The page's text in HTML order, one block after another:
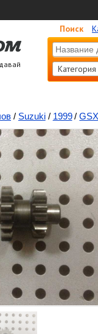
Поиск
Категория
/ Suzuki / 1999 /